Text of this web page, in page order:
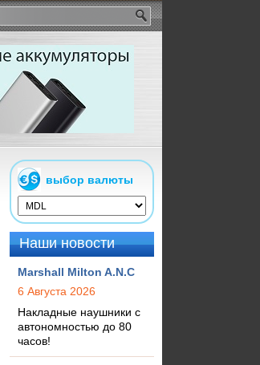
выбор валюты
Наши новости
Marshall Milton A.N.C
6 Августа 2026
Накладные наушники с
автономностью до 80
часов!